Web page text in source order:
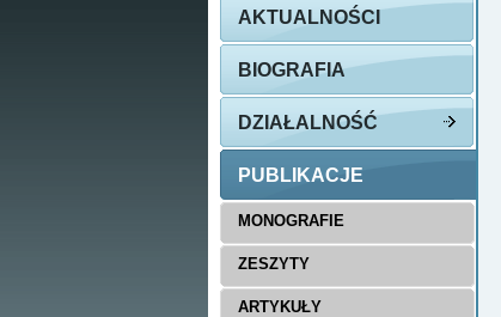
AKTUALNOŚCI
BIOGRAFIA
DZIAŁALNOŚĆ
PUBLIKACJE
MONOGRAFIE
ZESZYTY
ARTYKUŁY